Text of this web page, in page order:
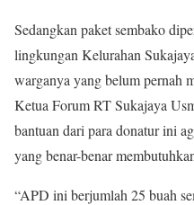
Sedangkan paket sembako
lingkungan Kelurahan
warganya yang belum pernah
Ketua Forum RT Sukajaya
bantuan dari para donatur ini
yang benar-benar
“APD ini berjumlah 25 buah